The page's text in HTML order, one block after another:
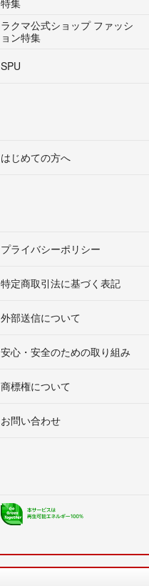
ラクマ公式ショップ ファッシ
ョン特集
SPU
はじめての方へ
プライバシーポリシー
特定商取引法に基づく表記
外部送信について
安心・安全のための取り組み
商標権について
お問い合わせ